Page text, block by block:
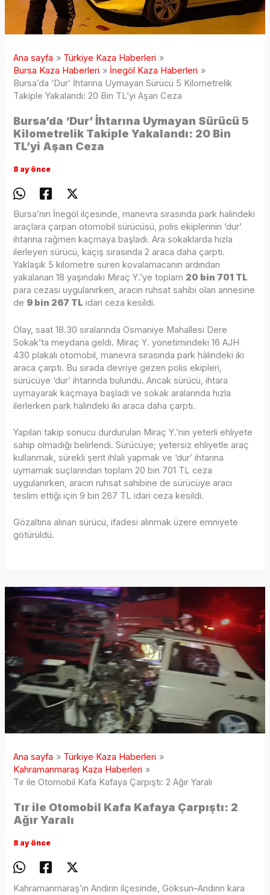
Ana sayfa
Türkiye Kaza Haberleri
Bursa Kaza Haberleri
İnegöl Kaza Haberleri
Bursa’da ‘Dur’ İhtarına Uymayan Sürücü 5 Kilometrelik
Takiple Yakalandı: 20 Bin TL’yi Aşan Ceza
Bursa’da ‘Dur’ İhtarına Uymayan Sürücü 5
Kilometrelik Takiple Yakalandı: 20 Bin
TL’yi Aşan Ceza
8 ay önce
Bursa’nın İnegöl ilçesinde, manevra sırasında park halindeki
araçlara çarpan otomobil sürücüsü, polis ekiplerinin ‘dur’
ihtarına rağmen kaçmaya başladı. Ara sokaklarda hızla
ilerleyen sürücü, kaçış sırasında 2 araca daha çarptı.
Yaklaşık 5 kilometre süren kovalamacanın ardından
yakalanan 18 yaşındaki Miraç Y.’ye toplam 20 bin 701 TL
para cezası uygulanırken, aracın ruhsat sahibi olan annesine
de 9 bin 267 TL idari ceza kesildi.
Olay, saat 18.30 sıralarında Osmaniye Mahallesi Dere
Sokak’ta meydana geldi. Miraç Y. yönetimindeki 16 AJH
430 plakalı otomobil, manevra sırasında park hâlindeki iki
araca çarptı. Bu sırada devriye gezen polis ekipleri,
sürücüye ‘dur’ ihtarında bulundu. Ancak sürücü, ihtara
uymayarak kaçmaya başladı ve sokak aralarında hızla
ilerlerken park halindeki iki araca daha çarptı.
Yapılan takip sonucu durdurulan Miraç Y.’nin yeterli ehliyete
sahip olmadığı belirlendi. Sürücüye; yetersiz ehliyetle araç
kullanmak, sürekli şerit ihlali yapmak ve ‘dur’ ihtarına
uymamak suçlarından toplam 20 bin 701 TL ceza
uygulanırken, aracın ruhsat sahibine de sürücüye aracı
teslim ettiği için 9 bin 267 TL idari ceza kesildi.
Gözaltına alınan sürücü, ifadesi alınmak üzere emniyete
götürüldü.
Ana sayfa
Türkiye Kaza Haberleri
Kahramanmaraş Kaza Haberleri
Tır ile Otomobil Kafa Kafaya Çarpıştı: 2 Ağır Yaralı
Tır ile Otomobil Kafa Kafaya Çarpıştı: 2
Ağır Yaralı
8 ay önce
Kahramanmaraş’ın Andırın ilçesinde, Göksun–Andırın kara